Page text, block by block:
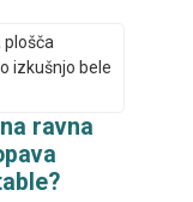
ravna